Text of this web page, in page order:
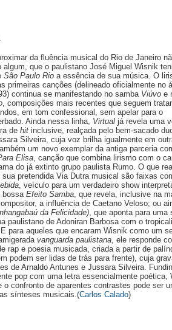
da fluência musical do Rio de Janeiro
algum, que o paulistano José Miguel Wisnik
São Paulo Rio a essência de sua música. O
primeiras canções (delineado oficialmente no
continua se manifestando no samba Viúvo e
, composições mais recentes que seguem
em tom confessional, sem apelar para o
Ainda nessa linha, Virtual já revela uma
de hit inclusive, realçada pelo bem-sacado
Silveira, cuja voz brilha igualmente em
um novo exemplar da antiga parceria
Elisa, canção que combina lirismo com o
do já extinto grupo paulista Rumo. O que
pretendida Via Dutra musical são faixas
, veículo para um verdadeiro show
bossa Efeito Samba, que revela, inclusive na
a influência de Caetano Veloso; ou
da Felicidade), que aponta para uma
paulistano de Adoniran Barbosa com o
para aqueles que encaram Wisnik como um
vanguarda paulistana, ele responde
rap e poesia musicada, criada a partir de
podem ser lidas de trás para frente), cuja
de Arnaldo Antunes e Jussara Silveira.
pop com uma letra essencialmente poética,
o confronto de aparentes contrastes pode ser
sínteses musicais.(Carlos Calado)